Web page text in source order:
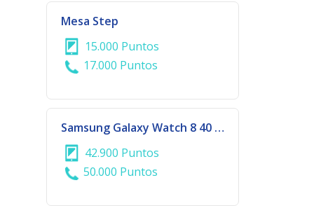
Mesa Step
15.000 Puntos
17.000 Puntos
Samsung Galaxy Watch 8 40 mm Graphite
42.900 Puntos
50.000 Puntos